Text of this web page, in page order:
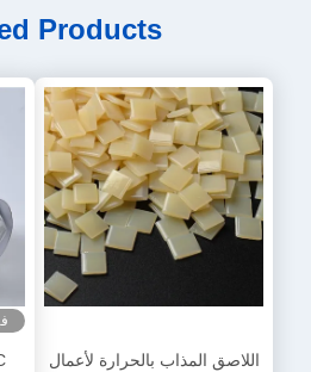
Products
اللاصق المذاب بالحرارة لأعمال